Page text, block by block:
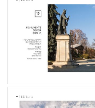
Cimișlia
pentru
Anii
2019
–
2030